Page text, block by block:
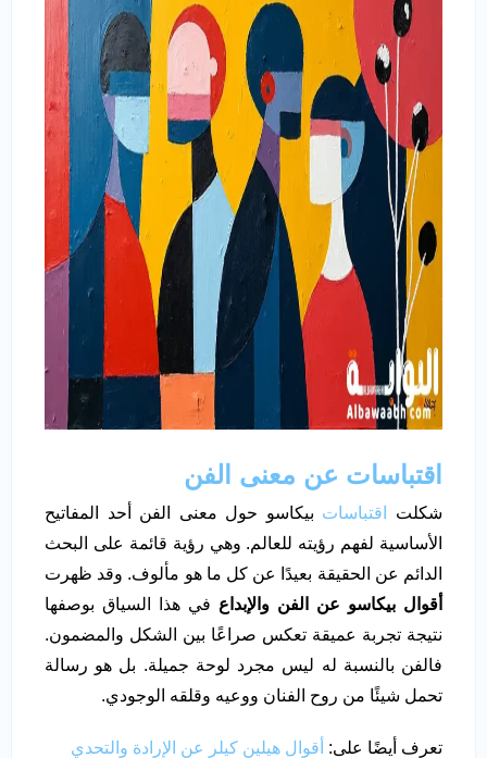
اقتباسات عن معنى الفن
شكلت اقتباسات بيكاسو حول معنى الفن أحد المفاتيح
الأساسية لفهم رؤيته للعالم. وهي رؤية قائمة على البحث
الدائم عن الحقيقة بعيدًا عن كل ما هو مألوف. وقد ظهرت
أقوال بيكاسو عن الفن والإبداع في هذا السياق بوصفها
نتيجة تجربة عميقة تعكس صراعًا بين الشكل والمضمون.
فالفن بالنسبة له ليس مجرد لوحة جميلة. بل هو رسالة
تحمل شيئًا من روح الفنان ووعيه وقلقه الوجودي.
تعرف أيضًا على: أقوال هيلين كيلر عن الإرادة والتحدي